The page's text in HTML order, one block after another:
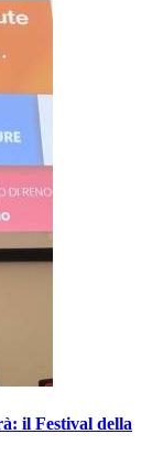
il Festival della